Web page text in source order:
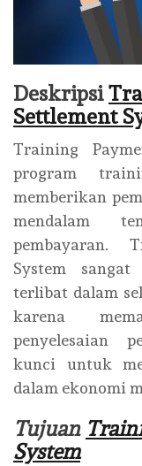
Deskripsi
Settlement
Training
program
memberikan
mendalam
pembayaran.
System
terlibat dalam
karena
penyelesaian
kunci untuk
dalam ekonomi
Tujuan
System